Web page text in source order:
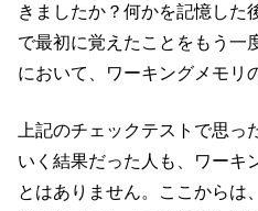
きましたか？何かを記憶した
で最初に覚えたことをもう一
において、ワーキングメモリ
上記のチェックテストで思
いく結果だった人も、ワーキ
とはありません。ここからは